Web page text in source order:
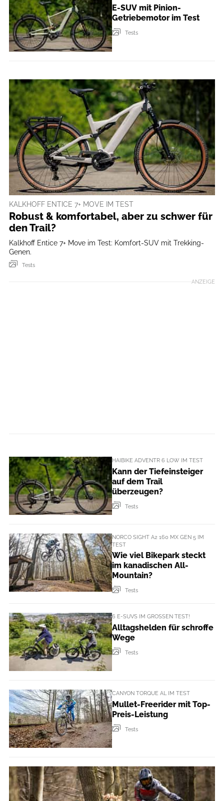
E-SUV mit Pinion-
Getriebemotor im Test
Tests
KALKHOFF ENTICE 7+ MOVE IM TEST
Robust & komfortabel, aber zu schwer für
den Trail?
Kalkhoff Entice 7+ Move im Test: Komfort-SUV mit Trekking-
Genen.
Tests
ANZEIGE
HAIBIKE ADVENTR 6 LOW IM TEST
Kann der Tiefeinsteiger
auf dem Trail
überzeugen?
Tests
NORCO SIGHT A2 160 MX GEN 5 IM
TEST
Wie viel Bikepark steckt
im kanadischen All-
Mountain?
Tests
6 E-SUVS IM GROSSEN TEST!
Alltagshelden für schroffe
Wege
Tests
CANYON TORQUE AL IM TEST
Mullet-Freerider mit Top-
Preis-Leistung
Tests